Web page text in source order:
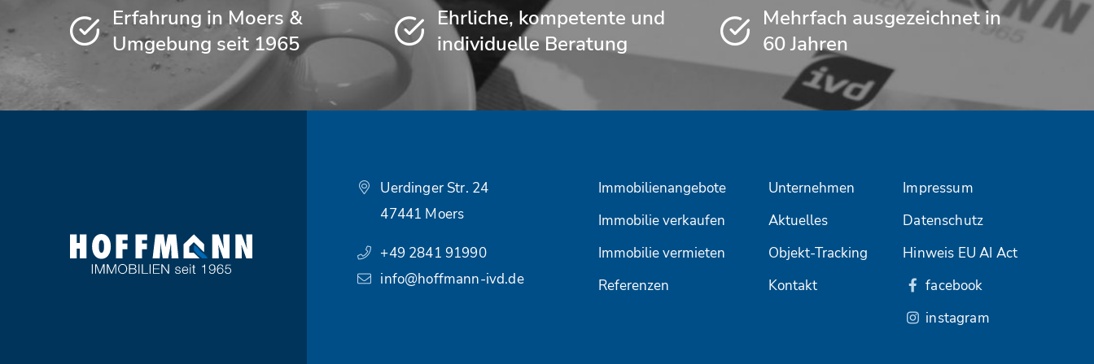
Erfahrung in Moers &
Umgebung seit 1965
Ehrliche, kompetente und
individuelle Beratung
Mehrfach ausgezeichnet in
60 Jahren
Uerdinger Str. 24
47441 Moers
+49 2841 91990
info@hoffmann-ivd.de
Immobilienangebote
Unternehmen
Immobilie verkaufen
Aktuelles
Immobilie vermieten
Objekt-Tracking
Referenzen
Kontakt
Impressum
Datenschutz
Hinweis EU AI Act
facebook
instagram